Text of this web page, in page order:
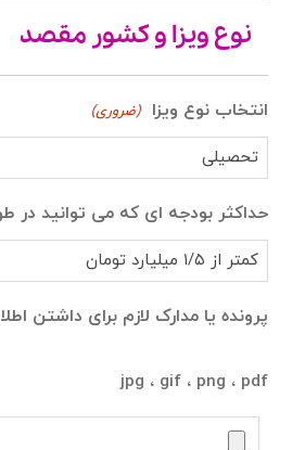
نوع ویزا و کشور مقصد
انتخاب نوع ویزا (ضروری)
حداکثر بودجه ای که می توانید
پرونده یا مدارک لازم برای داشتن
jpg ، gif ، png ، pdf